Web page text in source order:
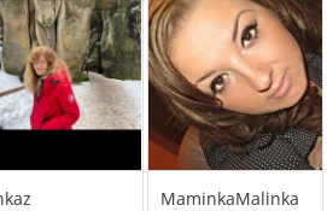
MaminkaMalinka